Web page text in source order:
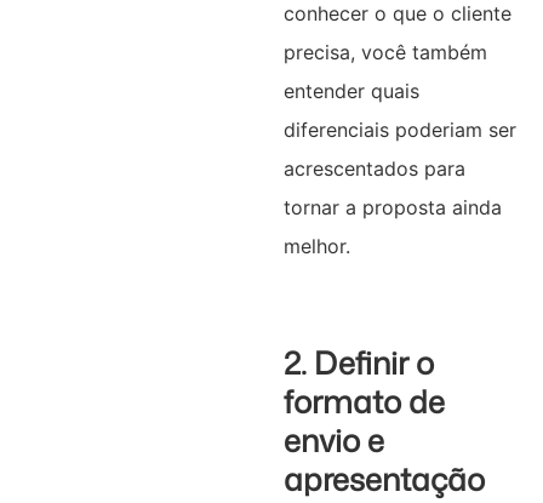
conhecer o que o cliente
precisa, você também
entender quais
diferenciais poderiam ser
acrescentados para
tornar a proposta ainda
melhor.
2. Definir o
formato de
envio e
apresentação